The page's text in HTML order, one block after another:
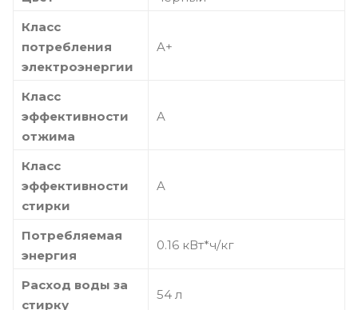
Класс
потребления
электроэнергии
A+
Класс
эффективности
отжима
A
Класс
эффективности
стирки
A
Потребляемая
энергия
0.16 кВт*ч/кг
Расход воды за
стирку
54 л